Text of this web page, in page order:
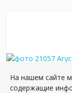
На нашем сайте
содержащие